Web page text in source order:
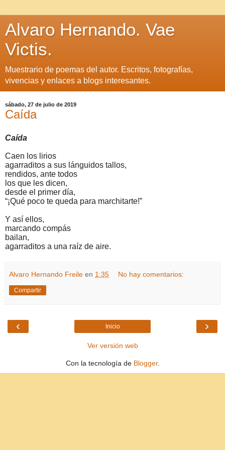
Alvaro Hernando. Vae
Victis.
Muestrario de poemas del autor. Escritos, fotografías,
vivencias y enlaces a blogs interesantes.
sábado, 27 de julio de 2019
Caída
Caída
Caen los lirios
agarraditos a sus lánguidos tallos,
rendidos, ante todos
los que les dicen,
desde el primer día,
“¡Qué poco te queda para marchitarte!”
Y así ellos,
marcando compás
bailan,
agarraditos a una raíz de aire.
Alvaro Hernando Freile en 1:35 No hay comentarios:
Compartir
‹ ›
Inicio
Ver versión web
Con la tecnología de Blogger.